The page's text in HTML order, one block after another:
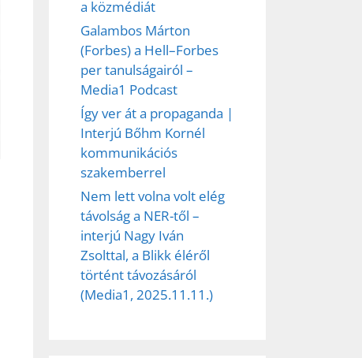
a közmédiát
Galambos Márton
(Forbes) a Hell–Forbes
per tanulságairól –
Media1 Podcast
Így ver át a propaganda |
Interjú Bőhm Kornél
kommunikációs
szakemberrel
Nem lett volna volt elég
távolság a NER-től –
interjú Nagy Iván
Zsolttal, a Blikk éléről
történt távozásáról
(Media1, 2025.11.11.)